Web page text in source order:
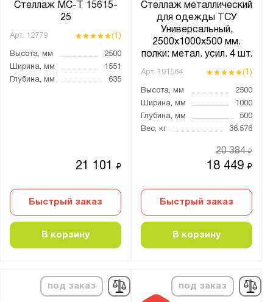
Стеллаж МС-Т 15615-
25
Арт. 12779 (1)
Высота, мм
2500
Ширина, мм
1551
Глубина, мм
635
21 101₽
Быстрый заказ
В корзину
Стеллаж металлический
для одежды ТСУ
Универсальный,
2500х1000х500 мм.
полки: метал. усил. 4 шт.
Арт. 191564 (1)
Высота, мм
2500
Ширина, мм
1000
Глубина, мм
500
Вес, кг
36.576
18 449₽
20 384₽
Быстрый заказ
В корзину
под заказ под заказ
УС
Показать Сбросить